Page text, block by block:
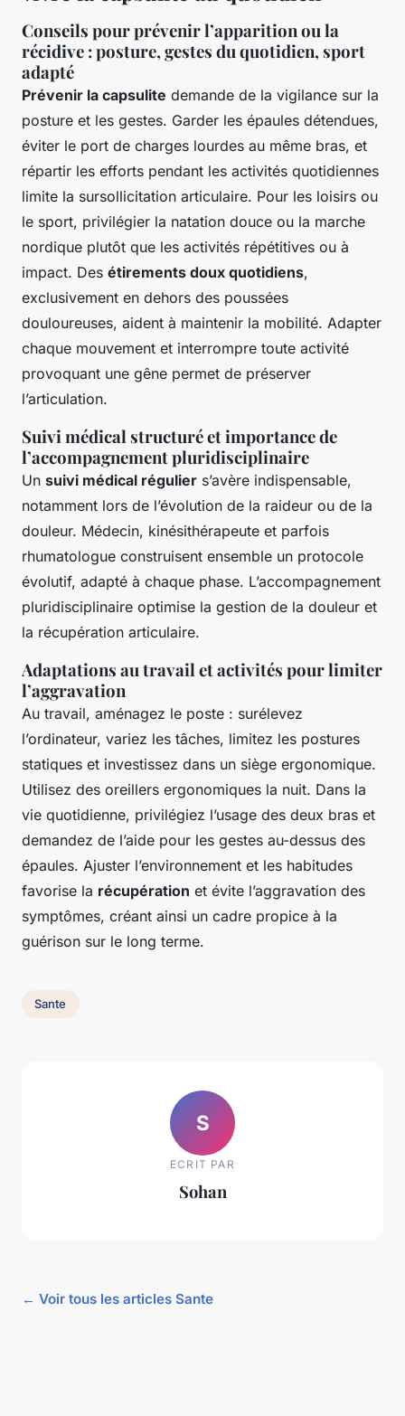
Conseils pour prévenir l’apparition ou la
récidive : posture, gestes du quotidien, sport
adapté
Prévenir la capsulite demande de la vigilance sur la
posture et les gestes. Garder les épaules détendues,
éviter le port de charges lourdes au même bras, et
répartir les efforts pendant les activités quotidiennes
limite la sursollicitation articulaire. Pour les loisirs ou
le sport, privilégier la natation douce ou la marche
nordique plutôt que les activités répétitives ou à
impact. Des étirements doux quotidiens,
exclusivement en dehors des poussées
douloureuses, aident à maintenir la mobilité. Adapter
chaque mouvement et interrompre toute activité
provoquant une gêne permet de préserver
l’articulation.
Suivi médical structuré et importance de
l’accompagnement pluridisciplinaire
Un suivi médical régulier s’avère indispensable,
notamment lors de l’évolution de la raideur ou de la
douleur. Médecin, kinésithérapeute et parfois
rhumatologue construisent ensemble un protocole
évolutif, adapté à chaque phase. L’accompagnement
pluridisciplinaire optimise la gestion de la douleur et
la récupération articulaire.
Adaptations au travail et activités pour limiter
l’aggravation
Au travail, aménagez le poste : surélevez
l’ordinateur, variez les tâches, limitez les postures
statiques et investissez dans un siège ergonomique.
Utilisez des oreillers ergonomiques la nuit. Dans la
vie quotidienne, privilégiez l’usage des deux bras et
demandez de l’aide pour les gestes au-dessus des
épaules. Ajuster l’environnement et les habitudes
favorise la récupération et évite l’aggravation des
symptômes, créant ainsi un cadre propice à la
guérison sur le long terme.
Sante
S
ECRIT PAR
Sohan
← Voir tous les articles Sante